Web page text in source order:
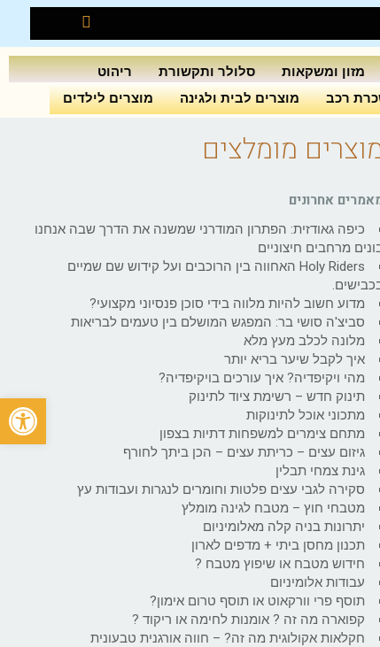
מזון ומשקאות סלולר ותקשורת
ריהוט
רכב מוצרים לבית ולגינה מוצרים לילדים
מומלצים
אחרונים
כיפה גאודזית: הפתרון המודרני שמשנה את הדרך שבה אנחנו
מרחבים חיצוניים
Holy Riders האחווה בין הרוכבים ועל קידוש שם שמיים
מדוע חשוב להיות מלווה בידי סוכן פנסיוני מקצועי?
סביצ'ה סושי בר: המפגש המושלם בין טעמים לבריאות
מלונה לכלב מעץ מלא
איך לקבל שיער בריא יותר
מהי ויקיפדיה? איך עורכים בויקיפדיה?
תינוק חדש – רשימת ציוד לתינוק
מתכוני אוכל לתינוקות
מתחם צימרים למשפחות דתיות בצפון
גיזום עצים – כריתת עצים – הכן ביתך לחורף
גינת צמחי תבלין
סקירה לגבי עצים פלטות וחומרים לנגרות ועבודות עץ
מטבחי חוץ – מטבח לגינה מומלץ
יתרונות בניה קלה מאלומיניום
תכנון מחסן ביתי + מדפים לארון
חידוש מטבח או שיפוץ מטבח ?
עבודות אלומיניום
תוסף פרי וורקאוט או תוסף טרום אימון?
קפוארה מה זה ? אומנות לחימה או ריקוד ?
חקלאות אקולוגית מה זה? – חווה אורגנית טבעונית